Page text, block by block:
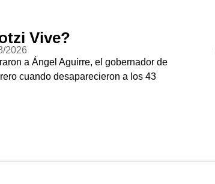
Vive?
2026
a Ángel Aguirre, el gobernador de
cuando desaparecieron a los 43